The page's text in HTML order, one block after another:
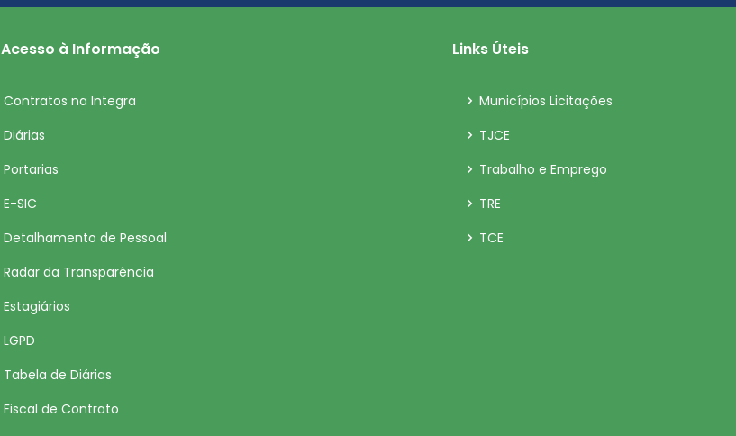
Acesso à Informação
Contratos na Integra
Diárias
Portarias
E-SIC
Detalhamento de Pessoal
Radar da Transparência
Estagiários
LGPD
Tabela de Diárias
Fiscal de Contrato
Links Úteis
Municípios Licitações
TJCE
Trabalho e Emprego
TRE
TCE